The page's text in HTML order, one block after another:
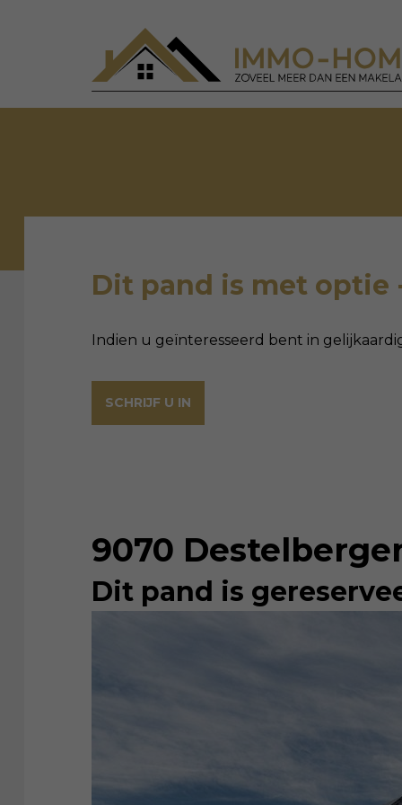
Dit pand is met optie
Indien u geïnteresseerd bent in
SCHRIJF U IN
9070
Dit pand is